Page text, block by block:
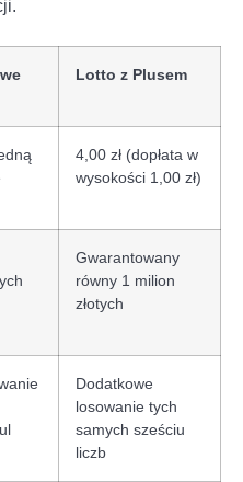
Lotto z Plusem
4,00 zł (dopłata w
wysokości 1,00 zł)
Gwarantowany
równy 1 milion
złotych
Dodatkowe
losowanie tych
samych sześciu
liczb